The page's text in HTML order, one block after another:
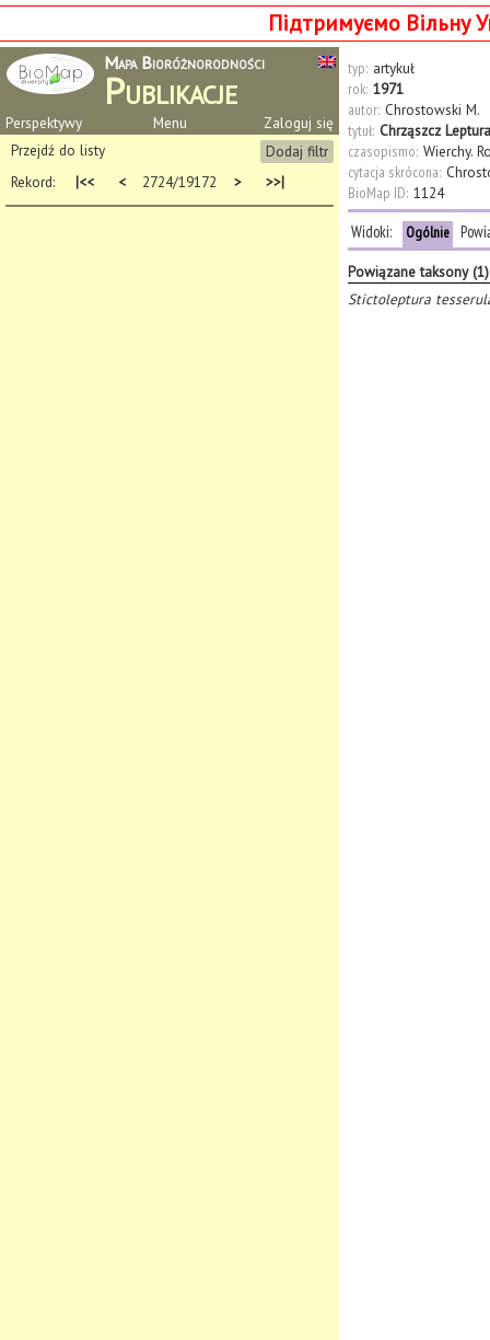
Підтримуємо Вільну
Mapa Bioróżnorodności
Publikacje
Perspektywy Zaloguj się
Menu
Dodaj filtr
Przejdź do listy
Rekord:
|<< < 2724/19172 > >>|
typ: artykuł
rok: 1971
autor: Chrostowski M.
tytuł: Chrząszcz
czasopismo: Wierchy.
cytacja skrócona:
BioMap ID: 1124
Widoki: Ogólnie
Powiązane taksony (1)
Stictoleptura